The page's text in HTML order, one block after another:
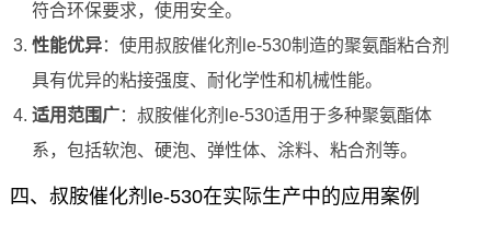
符合环保要求，使用安全。
性能优异：使用叔胺催化剂le-530制造的聚氨酯粘合剂
具有优异的粘接强度、耐化学性和机械性能。
适用范围广：叔胺催化剂le-530适用于多种聚氨酯体
系，包括软泡、硬泡、弹性体、涂料、粘合剂等。
四、叔胺催化剂le-530在实际生产中的应用案例